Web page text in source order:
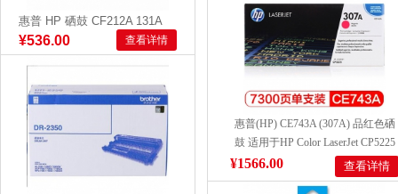
惠普 HP 硒鼓 CF212A 131A
(黄色)
¥536.00 查看详情
惠普(HP) CE743A (307A) 品红色硒
鼓 适用于HP Color LaserJet CP5225
系列 打印量7300页
¥1566.00 查看详情